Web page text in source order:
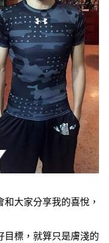
大家分享我的喜悅，
目標，就算只是膚淺的